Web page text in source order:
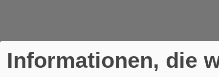
Informationen, die